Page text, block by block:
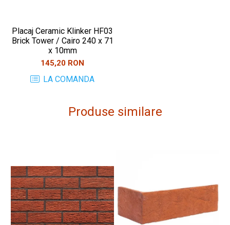
Placaj Ceramic Klinker HF03
Brick Tower / Cairo 240 x 71
x 10mm
145,20 RON
LA COMANDA
Produse similare